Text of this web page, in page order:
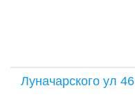
Луначарского ул 46